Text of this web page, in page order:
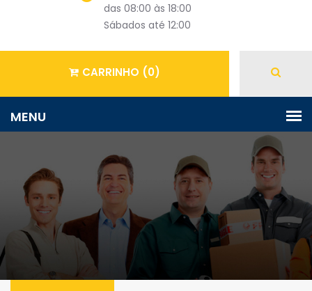
das 08:00 às 18:00
Sábados até 12:00
CARRINHO (0)